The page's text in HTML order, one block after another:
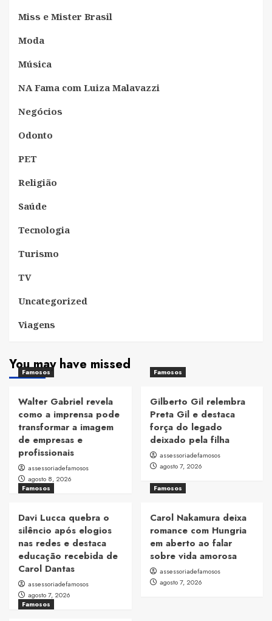
Miss e Mister Brasil
Moda
Música
NA Fama com Luiza Malavazzi
Negócios
Odonto
PET
Religião
Saúde
Tecnologia
Turismo
TV
Uncategorized
Viagens
You may have missed
Famosos
Walter Gabriel revela
como a imprensa pode
transformar a imagem
de empresas e
profissionais
assessoriadefamosos
agosto 8, 2026
Famosos
Gilberto Gil relembra
Preta Gil e destaca
força do legado
deixado pela filha
assessoriadefamosos
agosto 7, 2026
Famosos
Davi Lucca quebra o
silêncio após elogios
nas redes e destaca
educação recebida de
Carol Dantas
assessoriadefamosos
agosto 7, 2026
Famosos
Carol Nakamura deixa
romance com Hungria
em aberto ao falar
sobre vida amorosa
assessoriadefamosos
agosto 7, 2026
Famosos